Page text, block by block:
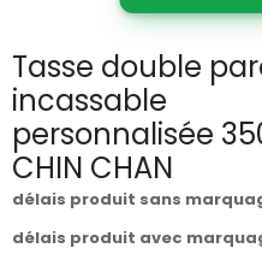
Tasse double
incassable
personnalisée
CHIN CHAN
délais produit sans
délais produit avec